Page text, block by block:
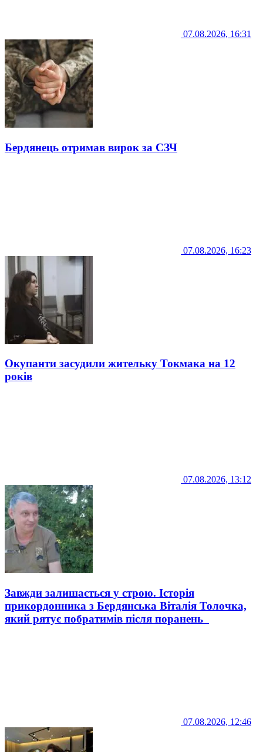
07.08.2026, 16:31
Бердянець отримав вирок за СЗЧ
07.08.2026, 16:23
Окупанти засудили жительку Токмака на 12
років
07.08.2026, 13:12
Завжди залишається у строю. Історія
прикордонника з Бердянська Віталія Толочка,
який рятує побратимів після поранень
07.08.2026, 12:46